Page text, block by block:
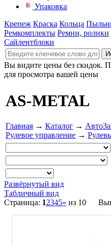
Упаковка
Крепеж Краска Кольца
Ремкомплекты Ремни, ролики
Сайлентблоки
Вы видите цены без скидок.
для просмотра вашей цены
AS-METAL
Главная → Каталог →
Рулевое управление →
Развёрнутый вид
Табличный вид
Страница: 12345» из 10